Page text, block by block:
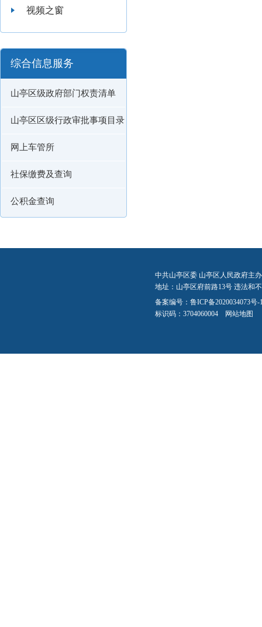
视频之窗
综合信息服务
山亭区级政府部门权责清单
山亭区区级行政审批事项目录
网上车管所
社保缴费及查询
公积金查询
中共山亭区委 山亭区人民政府主
地址：山亭区府前路13号 违法和
备案编号： 鲁ICP备2020034073号-
标识码：3704060004 网站地图